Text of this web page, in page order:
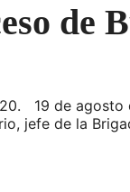
de
19 de agosto
jefe de la